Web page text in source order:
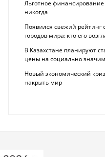
Льготное
никогда
Появился свежий рейтинг
городов мира: кто его
В Казахстане планируют
цены на социально
Новый экономический
накрыть мир